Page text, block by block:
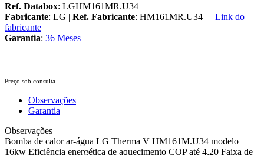
Ref. Databox: LGHM161MR.U34
Fabricante: LG | Ref. Fabricante: HM161MR.U34
Link do
fabricante
Garantia: 36 Meses
Preço sob consulta
Observações
Garantia
Observações
Bomba de calor ar-água LG Therma V HM161M.U34 modelo
16kw Eficiência energética de aquecimento COP até 4,20 Faixa de